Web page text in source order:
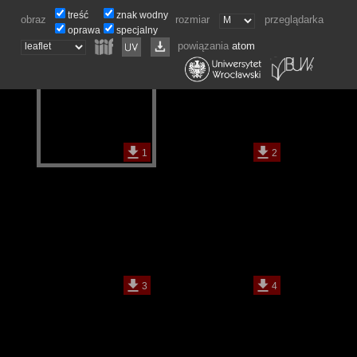
obraz
treść
oprawa
znak wodny
specjalny
rozmiar przeglądarka
powiązaniaatom
1 2
3 4